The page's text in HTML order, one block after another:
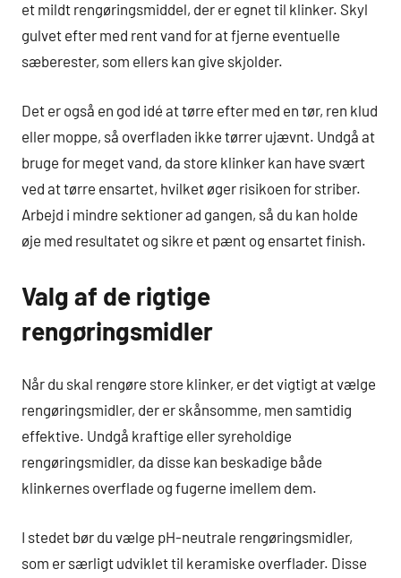
et mildt rengøringsmiddel, der er egnet til klinker. Skyl
gulvet efter med rent vand for at fjerne eventuelle
sæberester, som ellers kan give skjolder.
Det er også en god idé at tørre efter med en tør, ren klud
eller moppe, så overfladen ikke tørrer ujævnt. Undgå at
bruge for meget vand, da store klinker kan have svært
ved at tørre ensartet, hvilket øger risikoen for striber.
Arbejd i mindre sektioner ad gangen, så du kan holde
øje med resultatet og sikre et pænt og ensartet finish.
Valg af de rigtige
rengøringsmidler
Når du skal rengøre store klinker, er det vigtigt at vælge
rengøringsmidler, der er skånsomme, men samtidig
effektive. Undgå kraftige eller syreholdige
rengøringsmidler, da disse kan beskadige både
klinkernes overflade og fugerne imellem dem.
I stedet bør du vælge pH-neutrale rengøringsmidler,
som er særligt udviklet til keramiske overflader. Disse